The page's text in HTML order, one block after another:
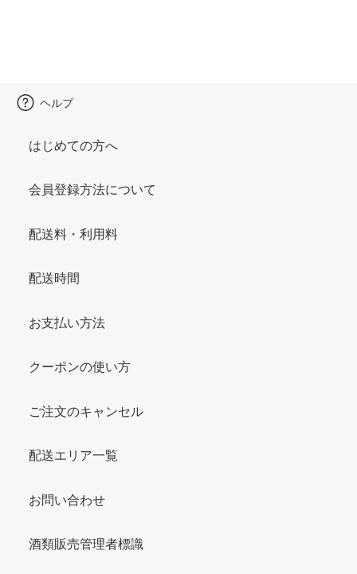
ヘルプ
はじめての方へ
会員登録方法について
配送料・利用料
配送時間
お支払い方法
クーポンの使い方
ご注文のキャンセル
配送エリア一覧
お問い合わせ
酒類販売管理者標識